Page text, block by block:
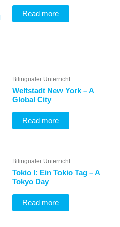
Read more
Bilingualer Unterricht
Weltstadt New York – A
Global City
Read more
Bilingualer Unterricht
Tokio I: Ein Tokio Tag – A
Tokyo Day
Read more